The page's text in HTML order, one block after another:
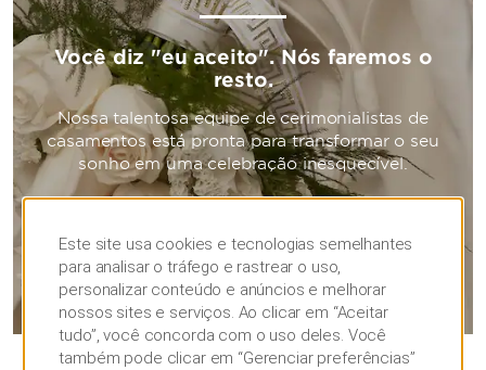
Você diz "eu aceito". Nós faremos o
resto.
Nossa talentosa equipe de cerimonialistas de
casamentos está pronta para transformar o seu
sonho em uma celebração inesquecível.
Este site usa cookies e tecnologias semelhantes
para analisar o tráfego e rastrear o uso,
personalizar conteúdo e anúncios e melhorar
nossos sites e serviços. Ao clicar em “Aceitar
tudo”, você concorda com o uso deles. Você
também pode clicar em “Gerenciar preferências”